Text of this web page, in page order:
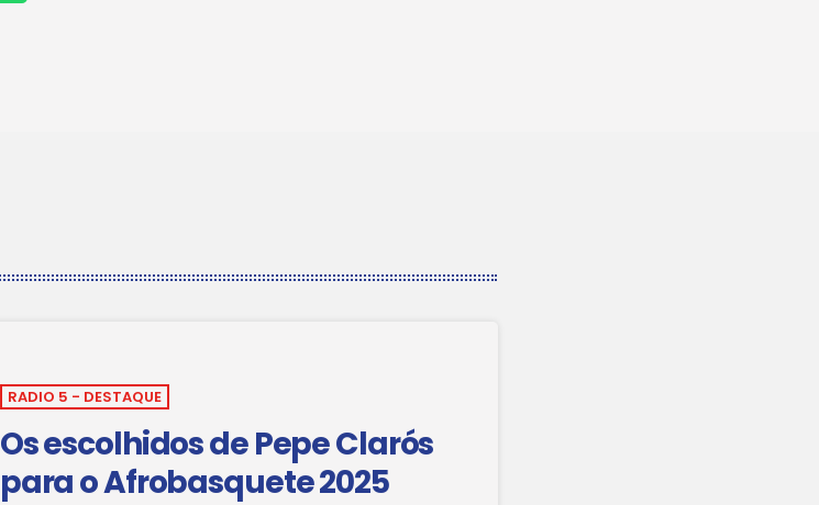
RADIO 5 - DESTAQUE
Os escolhidos de Pepe Clarós
para o Afrobasquete 2025